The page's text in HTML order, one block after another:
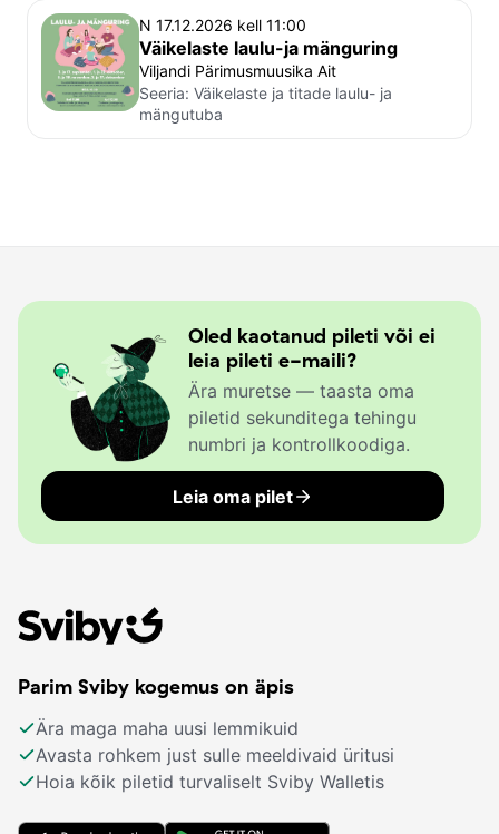
N 17.12.2026 kell 11:00
Väikelaste laulu-ja mänguring
Viljandi Pärimusmuusika Ait
Seeria: Väikelaste ja titade laulu- ja
mängutuba
Oled kaotanud pileti või ei
leia pileti e-maili?
Ära muretse — taasta oma
piletid sekunditega tehingu
numbri ja kontrollkoodiga.
Leia oma pilet
Parim Sviby kogemus on äpis
Ära maga maha uusi lemmikuid
Avasta rohkem just sulle meeldivaid üritusi
Hoia kõik piletid turvaliselt Sviby Walletis